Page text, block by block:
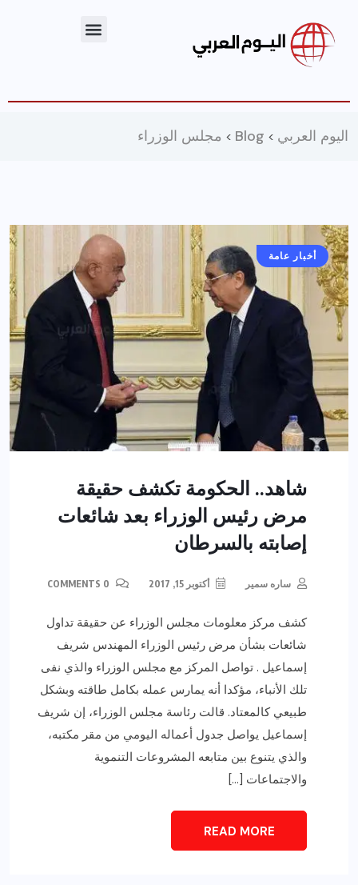
اليوم العربي >
Blog
> مجلس الوزراء
أخبار عامة
شاهد.. الحكومة تكشف حقيقة
مرض رئيس الوزراء بعد شائعات
إصابته بالسرطان
ساره سمير أكتوبر 15, 2017
كشف مركز معلومات مجلس الوزراء عن حقيقة تداول
شائعات بشأن مرض رئيس الوزراء المهندس شريف
إسماعيل . تواصل المركز مع مجلس الوزراء والذي نفى
تلك الأنباء، مؤكدا أنه يمارس عمله بكامل طاقته وبشكل
طبيعي كالمعتاد. قالت رئاسة مجلس الوزراء، إن شريف
إسماعيل يواصل جدول أعماله اليومي من مقر مكتبه،
والذي يتنوع بين متابعه المشروعات التنموية
والاجتماعات […]
READ MORE